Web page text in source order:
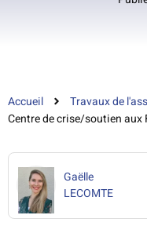
Accueil Travaux de
Centre de crise/soutien aux
Gaëlle
LECOMTE